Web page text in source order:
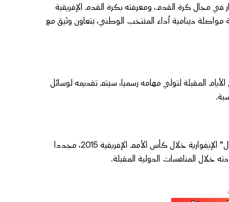
في مجال كرة القدم، ومعرفته بكرة القدم الإفريقية
مواصلة دينامية أداء المنتخب الوطني، بتعاون وثيق مع
المقبلة لتولي مهامه رسميا، سيتم تقديمه لوسائل
وبذلك، سيعود هيرفي رونار، المتوج من قبل بلقب بطل إفريقيا مع “الأفيال” الإيفوارية خلال كأس الأمم الإفريقية 2015، مجددا
خلال المنافسات الدولية المقبلة.